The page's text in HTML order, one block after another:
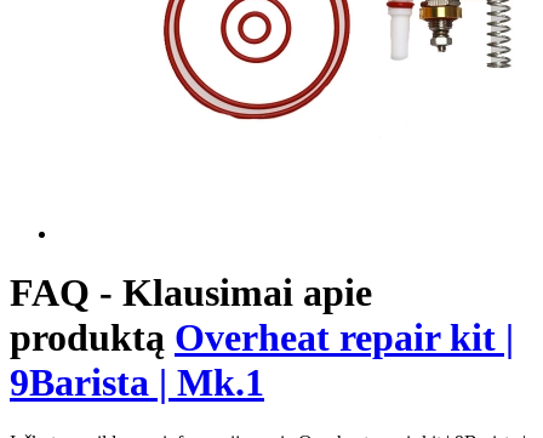
FAQ - Klausimai apie
produktą Overheat repair kit |
9Barista | Mk.1